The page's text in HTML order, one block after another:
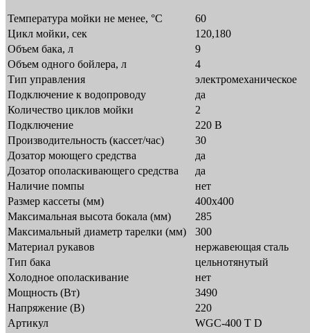
Температура мойки не менее, °С
60
Цикл мойки, сек
120,180
Объем бака, л
9
Объем одного бойлера, л
4
Тип управления
электромеханическое
Подключение к водопроводу
да
Количество циклов мойки
2
Подключение
220 В
Производительность (кассет/час)
30
Дозатор моющего средства
да
Дозатор ополаскивающего средства
да
Наличие помпы
нет
Размер кассеты (мм)
400х400
Максимальная высота бокала (мм)
285
Максимальный диаметр тарелки (мм)
300
Материал рукавов
нержавеющая сталь
Тип бака
цельнотянутый
Холодное ополаскивание
нет
Мощность (Вт)
3490
Напряжение (В)
220
Артикул
WGC-400 T D